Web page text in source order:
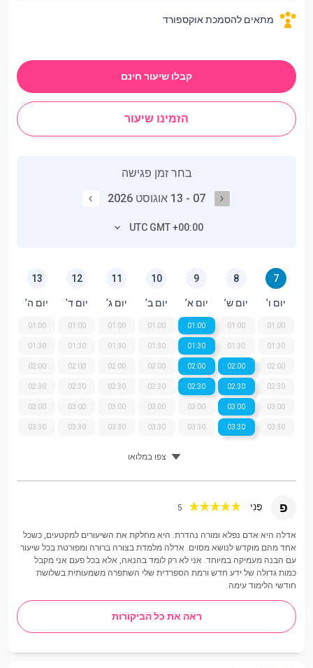
מתאים להסמכת אוקספורד
קבלו שיעור חינם
הזמינו שיעור
בחר זמן פגישה
07 - 13 אוגוסט 2026
UTC GMT +00:00
7
יום ו’
01:00
01:30
02:00
02:30
03:00
03:30
8
יום ש’
01:00
01:30
02:00
02:30
03:00
03:30
9
יום א’
01:00
01:30
02:00
02:30
03:00
03:30
10
יום ב’
01:00
01:30
02:00
02:30
03:00
03:30
11
יום ג’
01:00
01:30
02:00
02:30
03:00
03:30
12
יום ד’
01:00
01:30
02:00
02:30
03:00
03:30
13
יום ה’
01:00
01:30
02:00
02:30
03:00
03:30
צפו במלואו
פ פֶּנִי 5
אדלה היא אדם נפלא ומורה נהדרת. היא מחלקת את השיעורים למקטעים, כשכל
אחד מהם מוקדש לנושא מסוים. אדלה מלמדת בצורה ברורה ומפורטת בכל שיעור
עם הבנה מעמיקה במיוחד. אני לא רק לומד בהנאה, אלא בכל פעם אני מקבל
כמות גדולה של ידע חדש ורמת הספרדית שלי השתפרה משמעותית בשלושת
חודשי הלימוד עימה.
ראה את כל הביקורות